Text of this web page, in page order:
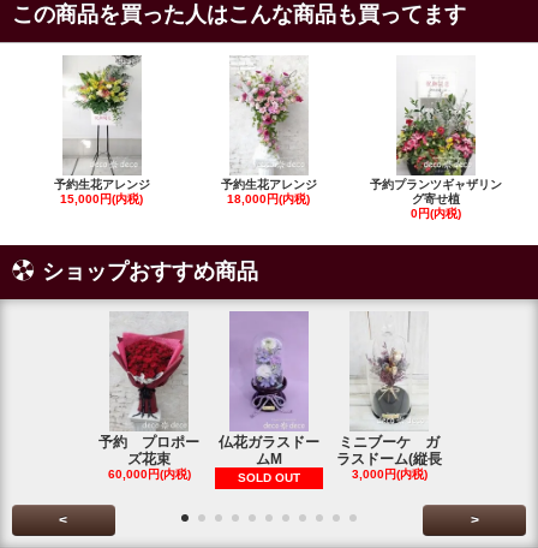
この商品を買った人はこんな商品も買ってます
予約生花アレンジ
15,000円(内税)
予約生花アレンジ
18,000円(内税)
予約プランツギャザリン
グ寄せ植
0円(内税)
ショップおすすめ商品
予約 プロポー
ズ花束
60,000円(内税)
仏花ガラスドー
ムM
SOLD OUT
ミニブーケ ガ
ラスドーム(縦長
3,000円(内税)
< >